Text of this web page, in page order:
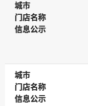
城市
城市
门店名称
门店名称
信息公示
信息公示
城市
城市
门店名称
门店名称
信息公示
信息公示